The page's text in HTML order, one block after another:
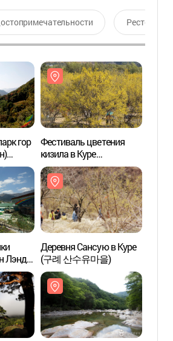
Ресторан
гор
원))
Фестиваль цветения
кизила в Куре
(구례산수유꽃축제)
Лэнд»
Деревня Сансую в Куре
(구례 산수유마을)